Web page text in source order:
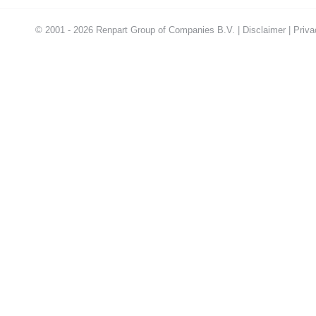
© 2001 - 2026 Renpart Group of Companies B.V. | Disclaimer